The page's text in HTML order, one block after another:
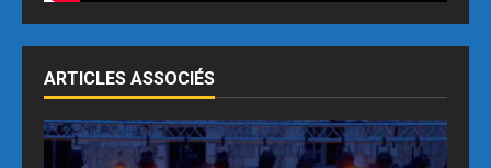
ARTICLES ASSOCIÉS